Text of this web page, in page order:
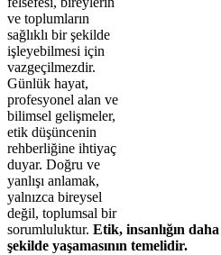
ve toplumların
sağlıklı bir şekilde
işleyebilmesi için
vazgeçilmezdir.
Günlük hayat,
profesyonel alan ve
bilimsel gelişmeler,
etik düşüncenin
rehberliğine ihtiyaç
duyar. Doğru ve
yanlışı anlamak,
yalnızca bireysel
değil, toplumsal bir
sorumluluktur. Etik, insanlığın
şekilde yaşamasının temelidir.